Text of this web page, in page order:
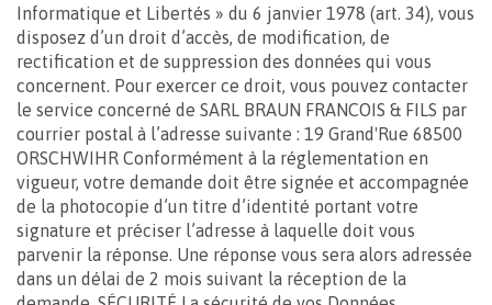
Informatique et Libertés » du 6 janvier 1978 (art. 34), vous
disposez d’un droit d’accès, de modification, de
rectification et de suppression des données qui vous
concernent. Pour exercer ce droit, vous pouvez contacter
le service concerné de SARL BRAUN FRANCOIS & FILS par
courrier postal à l’adresse suivante : 19 Grand'Rue 68500
ORSCHWIHR Conformément à la réglementation en
vigueur, votre demande doit être signée et accompagnée
de la photocopie d’un titre d’identité portant votre
signature et préciser l’adresse à laquelle doit vous
parvenir la réponse. Une réponse vous sera alors adressée
dans un délai de 2 mois suivant la réception de la